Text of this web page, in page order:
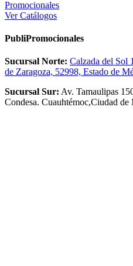
Promocionales
Ver Catálogos
PubliPromocionales
Sucursal Norte: Calzada del Sol
de Zaragoza, 52998, Estado de
Sucursal Sur: Av. Tamaulipas
Condesa. Cuauhtémoc,Ciudad